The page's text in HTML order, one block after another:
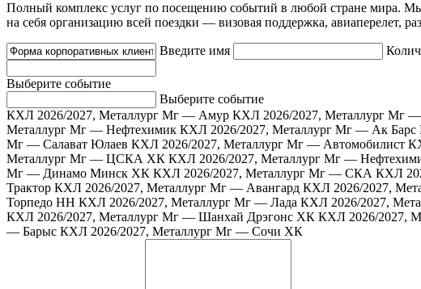
Полный комплекс услуг по посещению событий в любой стране мира.
на себя организацию всей поездки — визовая поддержка, авиаперелет,
Введите имя
Выберите событие
Выберите событие
КХЛ 2026/2027, Металлург Мг — Амур КХЛ 2026/2027, Металлург Мг
Металлург Мг — Нефтехимик КХЛ 2026/2027, Металлург Мг — Ак Барс
Мг — Салават Юлаев КХЛ 2026/2027, Металлург Мг — Автомобилист
Металлург Мг — ЦСКА ХК КХЛ 2026/2027, Металлург Мг —
Мг — Динамо Минск ХК КХЛ 2026/2027, Металлург Мг — СКА КХЛ
Трактор КХЛ 2026/2027, Металлург Мг — Авангард КХЛ 2026/2027,
Торпедо НН КХЛ 2026/2027, Металлург Мг — Лада КХЛ 2026/2027,
КХЛ 2026/2027, Металлург Мг — Шанхай Дрэгонс ХК КХЛ 2026/2027,
— Барыс КХЛ 2026/2027, Металлург Мг — Сочи ХК